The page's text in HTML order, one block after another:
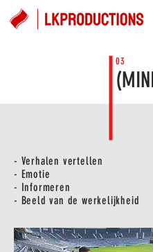
03
- Verhalen vertellen
- Emotie
- Informeren
- Beeld van de werkelijkheid